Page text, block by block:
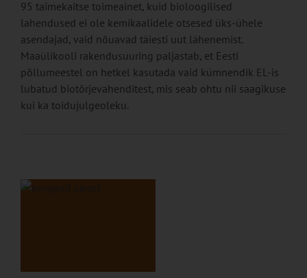
95 taimekaitse toimeainet, kuid bioloogilised
lahendused ei ole kemikaalidele otsesed üks-ühele
asendajad, vaid nõuavad täiesti uut lähenemist.
Maaülikooli rakendusuuring paljastab, et Eesti
põllumeestel on hetkel kasutada vaid kümnendik EL-is
lubatud biotõrjevahenditest, mis seab ohtu nii saagikuse
kui ka toidujulgeoleku.